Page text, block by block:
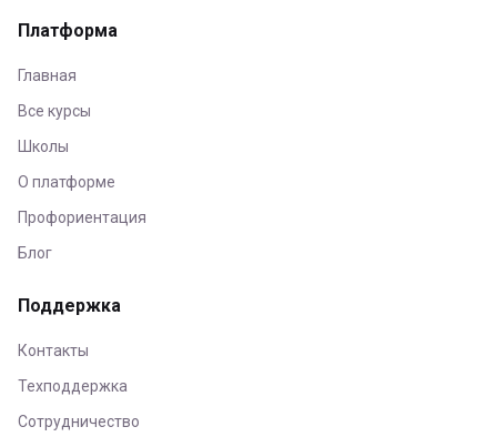
Платформа
Главная
Все курсы
Школы
О платформе
Профориентация
Блог
Поддержка
Контакты
Техподдержка
Сотрудничество